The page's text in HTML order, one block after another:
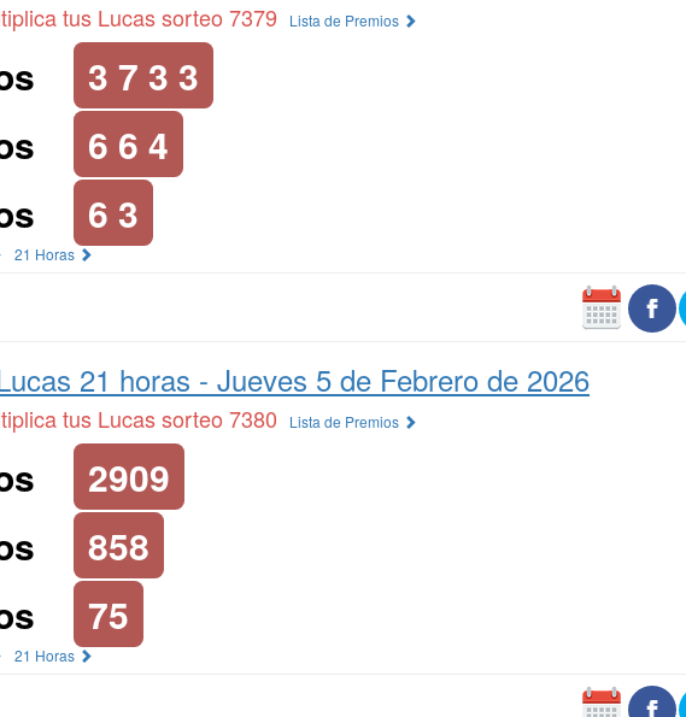
tus Lucas sorteo 7379 Lista de Premios
3 7 3 3
6 6 4
6 3
21 Horas
21 horas - Jueves 5 de Febrero de 2026
tus Lucas sorteo 7380 Lista de Premios
2909
858
75
21 Horas